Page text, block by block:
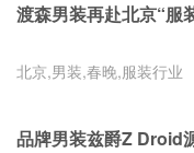
渡森男装再赴北京“服
北京,男装,春晚,服装行业
品牌男装兹爵Z Droid